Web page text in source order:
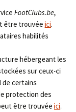
FootClubs.be,
être trouvée ici.
habilités
hébergeant les
sur ceux-ci
de certains
protection des
être trouvée ici.